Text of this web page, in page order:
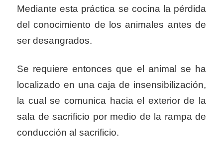
Mediante esta práctica se cocina la pérdida
del conocimiento de los animales antes de
ser desangrados.
Se requiere entonces que el animal se ha
localizado en una caja de insensibilización,
la cual se comunica hacia el exterior de la
sala de sacrificio por medio de la rampa de
conducción al sacrificio.